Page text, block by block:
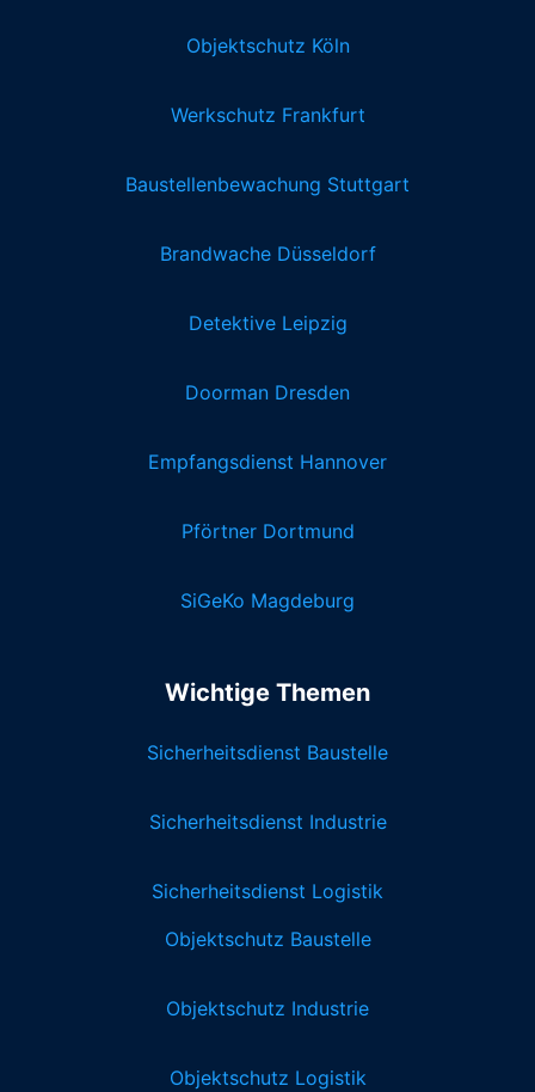
Objektschutz Köln
Werkschutz Frankfurt
Baustellenbewachung Stuttgart
Brandwache Düsseldorf
Detektive Leipzig
Doorman Dresden
Empfangsdienst Hannover
Pförtner Dortmund
SiGeKo Magdeburg
Wichtige Themen
Sicherheitsdienst Baustelle
Sicherheitsdienst Industrie
Sicherheitsdienst Logistik
Objektschutz Baustelle
Objektschutz Industrie
Objektschutz Logistik